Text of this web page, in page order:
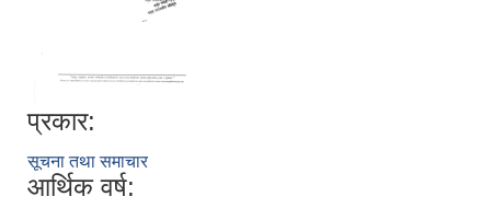
प्रकार:
सूचना तथा समाचार
आर्थिक वर्ष: